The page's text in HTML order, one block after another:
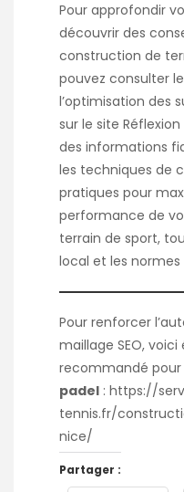
Pour approfondir
découvrir des
construction de
pouvez consulter
l’optimisation des
sur le site Réflexion
des informations
les techniques de
pratiques pour
performance de
terrain de sport,
local et les
Pour renforcer
maillage SEO,
recommandé pour
padel : https://
tennis.fr/
nice/
Partager :